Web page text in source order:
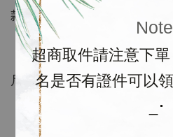
超商取件請注意下
名是否有證件可以
_･
款式
尺寸